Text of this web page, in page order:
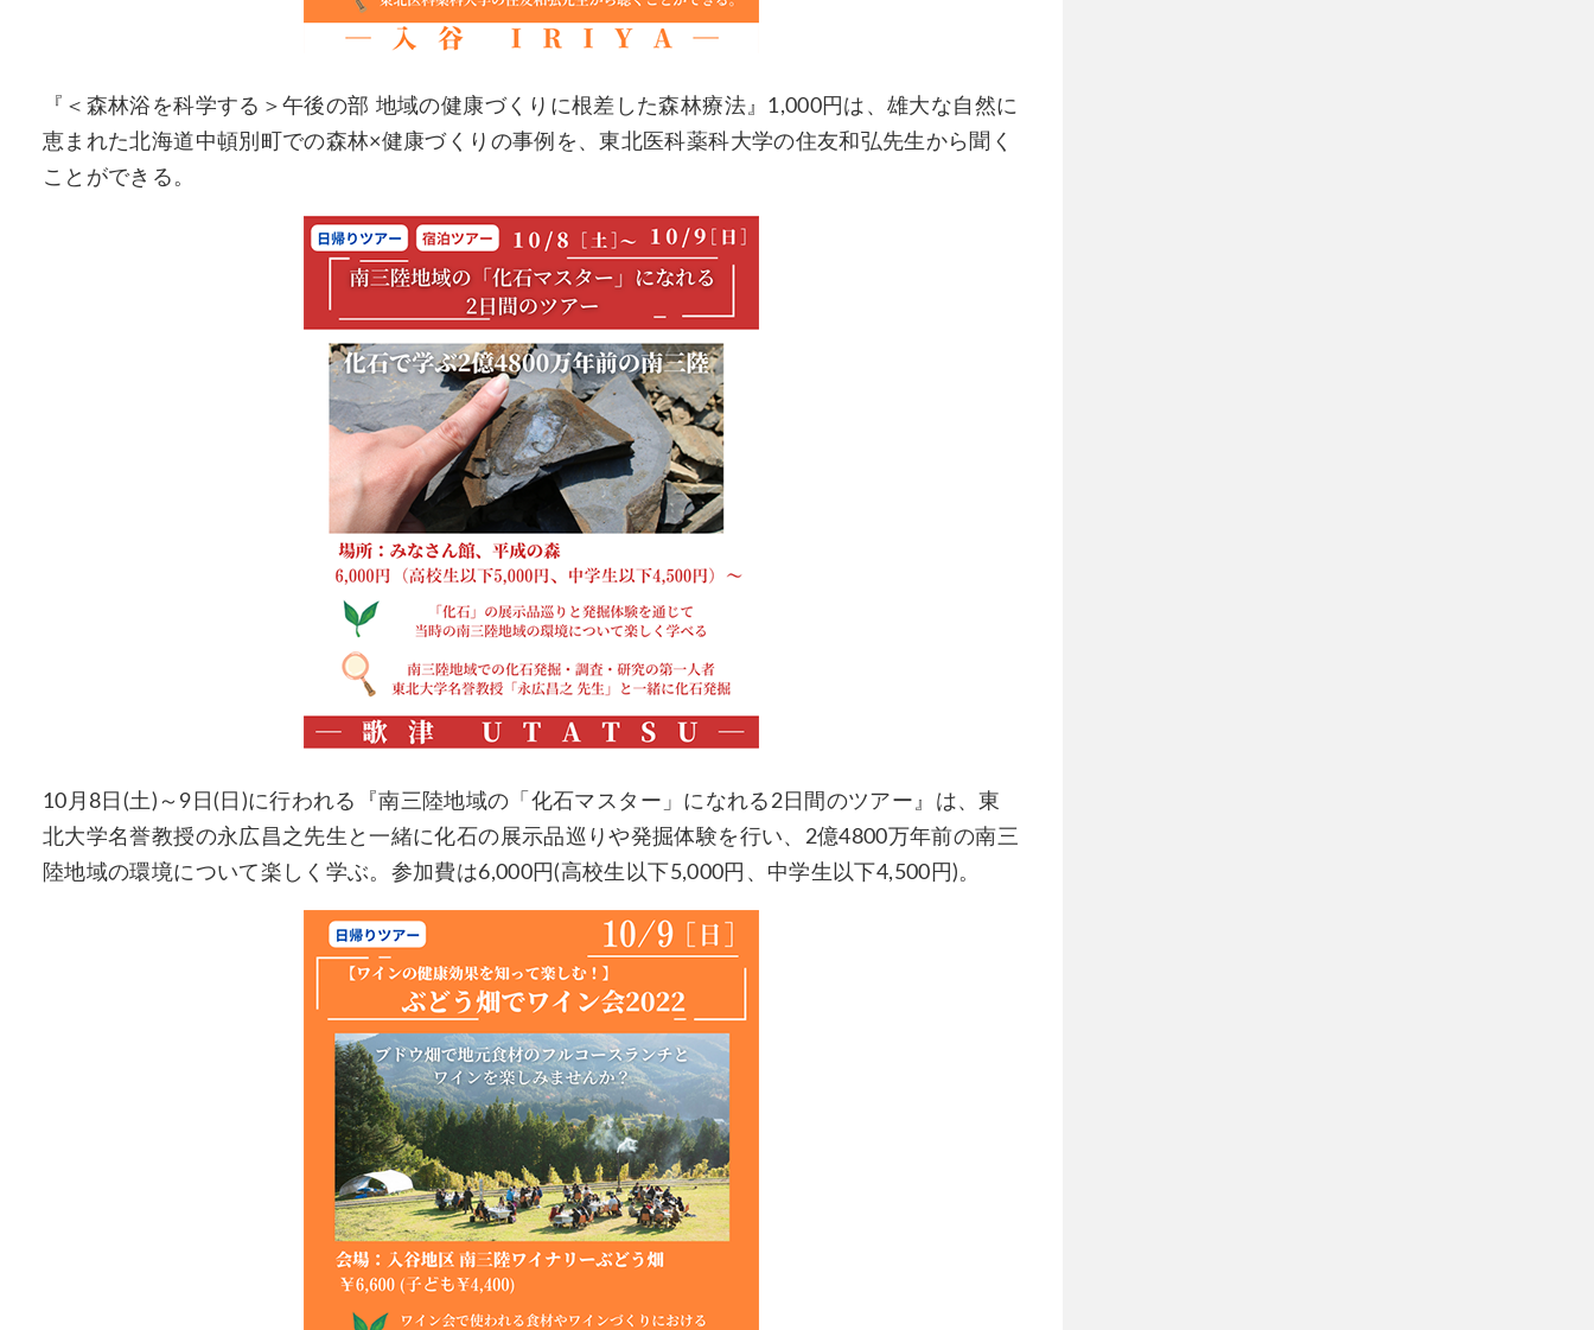
『＜森林浴を科学する＞午後の部 地域の健康づくりに根差した森林療法』1,000円は、雄大な自然に
恵まれた北海道中頓別町での森林×健康づくりの事例を、東北医科薬科大学の住友和弘先生から聞く
ことができる。
10月8日(土)～9日(日)に行われる『南三陸地域の「化石マスター」になれる2日間のツアー』は、東
北大学名誉教授の永広昌之先生と一緒に化石の展示品巡りや発掘体験を行い、2億4800万年前の南三
陸地域の環境について楽しく学ぶ。参加費は6,000円(高校生以下5,000円、中学生以下4,500円)。